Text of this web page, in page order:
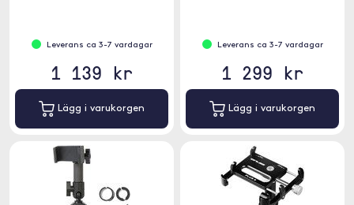
Leverans ca 3-7 vardagar
1 139 kr
Lägg i varukorgen
Leverans ca 3-7 vardagar
1 299 kr
Lägg i varukorgen